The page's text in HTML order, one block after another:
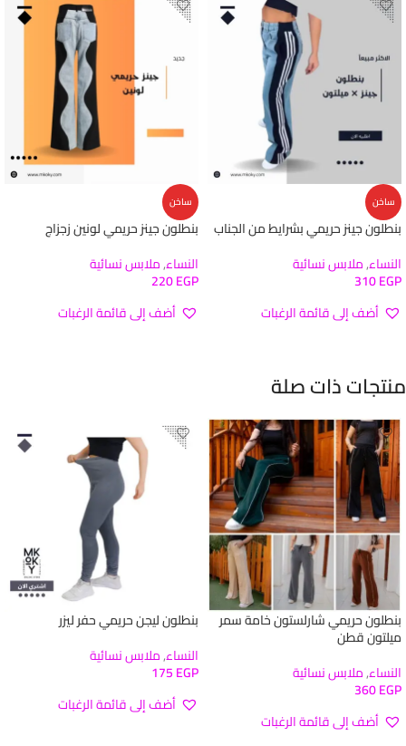
ساخن
بنطلون جينز حريمي بشرايط من الجناب
النساء,ملابس نسائية
310EGP
أضف إلى قائمة الرغبات
ساخن
بنطلون جينز حريمي لونين زجزاج
النساء,ملابس نسائية
220EGP
أضف إلى قائمة الرغبات
منتجات ذات صلة
بنطلون حريمي شارلستون خامة سمر
ميلتون قطن
النساء,ملابس نسائية
360EGP
أضف إلى قائمة الرغبات
بنطلون ليجن حريمي حفر ليزر
النساء,ملابس نسائية
175EGP
أضف إلى قائمة الرغبات